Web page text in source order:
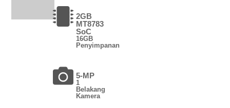
2GB
MT8783
SoC
16GB
Penyimpanan
5-MP
1
Belakang
Kamera